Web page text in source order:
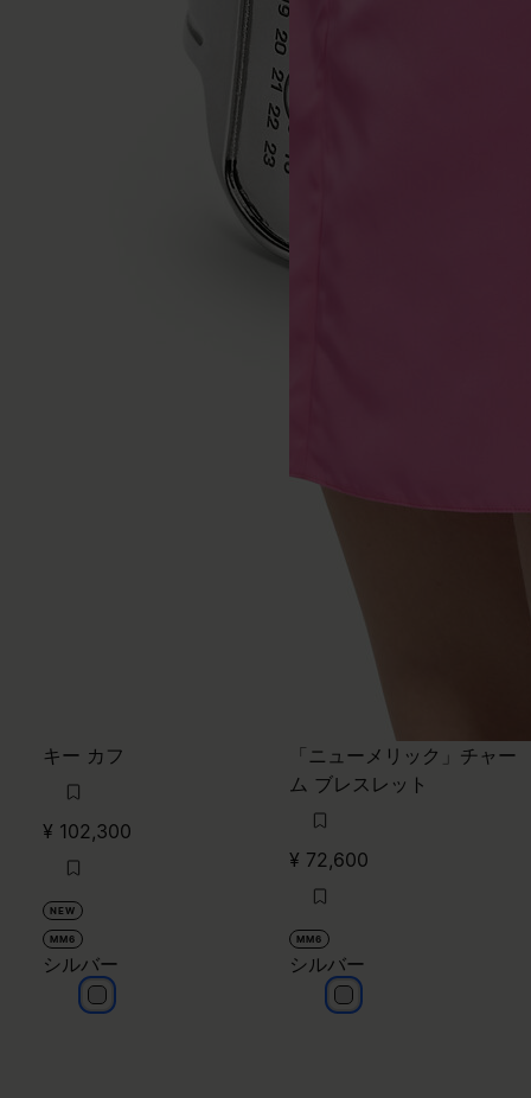
キー カフ
¥ 102,300
NEW
MM6
シルバー
シルバー
「ニューメリック」チャー
ム ブレスレット
¥ 72,600
MM6
シルバー
シルバー